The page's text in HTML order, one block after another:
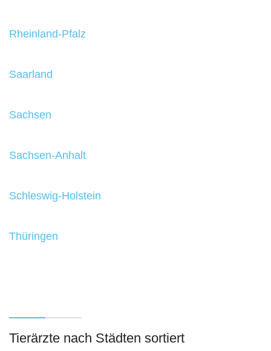
Rheinland-Pfalz
Saarland
Sachsen
Sachsen-Anhalt
Schleswig-Holstein
Thüringen
Tierärzte nach Städten sortiert